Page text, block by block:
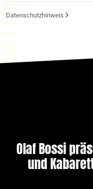
Datenschutzhinweis
Olaf Bossi
und